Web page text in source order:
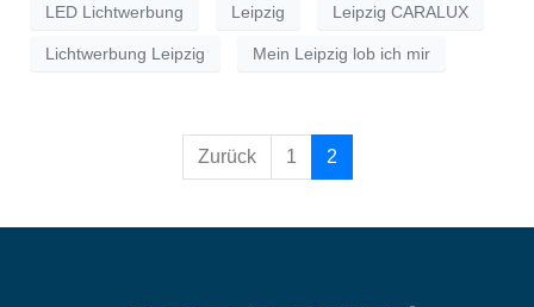
LED Lichtwerbung Leipzig Leipzig CARALUX
Lichtwerbung Leipzig Mein Leipzig lob ich mir
Zurück 1 2